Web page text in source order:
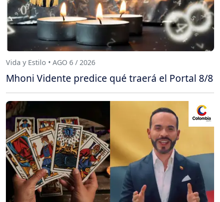
Vida y Estilo • AGO 6 / 2026
Mhoni Vidente predice qué traerá el Portal 8/8